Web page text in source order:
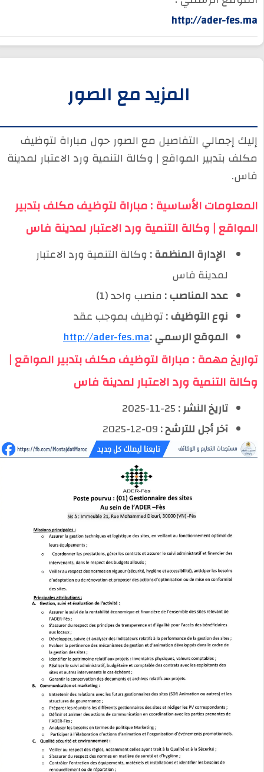
http://ader-fes.ma
المزيد مع الصور
إليك إجمالي التفاصيل مع الصور حول مباراة لتوظيف
مكلف بتدبير المواقع | وكالة التنمية ورد الاعتبار لمدينة
فاس.
المعلومات الأساسية : مباراة لتوظيف مكلف بتدبير
المواقع | وكالة التنمية ورد الاعتبار لمدينة فاس
️ الإدارة المنظمة :وكالة التنمية ورد الاعتبار
لمدينة فاس
عدد المناصب :منصب واحد (1)
نوع التوظيف :توظيف بموجب عقد
الموقع الرسمي :http://ader-fes.ma
تواريخ مهمة : مباراة لتوظيف مكلف بتدبير المواقع |
وكالة التنمية ورد الاعتبار لمدينة فاس
تاريخ النشر :25-11-2025
آخر أجل للترشح :09-12-2025